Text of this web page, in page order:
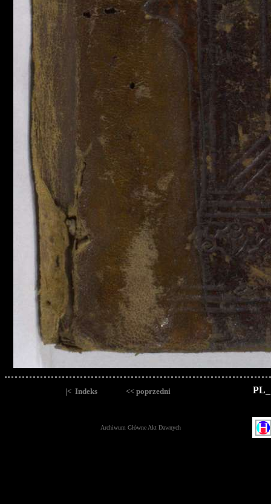
|< Indeks << poprzedni
Archiwum Główne Akt Dawnych